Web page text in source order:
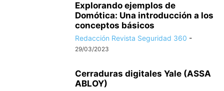
Explorando ejemplos de
Domótica: Una introducción a los
conceptos básicos
Redacción Revista Seguridad 360 -
29/03/2023
Cerraduras digitales Yale (ASSA
ABLOY)